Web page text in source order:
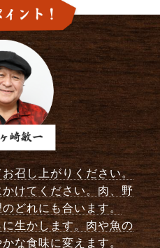
召し上がりください。
けてください。肉、野
どれにも合います。
生かします。肉や魚の
な食味に変えます。